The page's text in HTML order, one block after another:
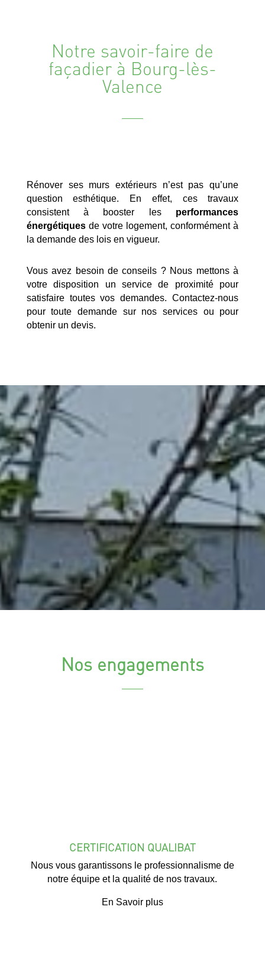
Notre savoir-faire de
façadier à Bourg-lès-
Valence
Rénover ses murs extérieurs n’est pas qu’une
question esthétique. En effet, ces travaux
consistent à booster les performances
énergétiquesde votre logement, conformément à
la demande des lois en vigueur.
Vous avez besoin de conseils ? Nous mettons à
votre disposition un service de proximité pour
satisfaire toutes vos demandes. Contactez-nous
pour toute demande sur nos services ou pour
obtenir un devis.
Nos engagements
CERTIFICATION QUALIBAT
Nous vous garantissons le professionnalisme de
notre équipe et la qualité de nos travaux.
En Savoir plus